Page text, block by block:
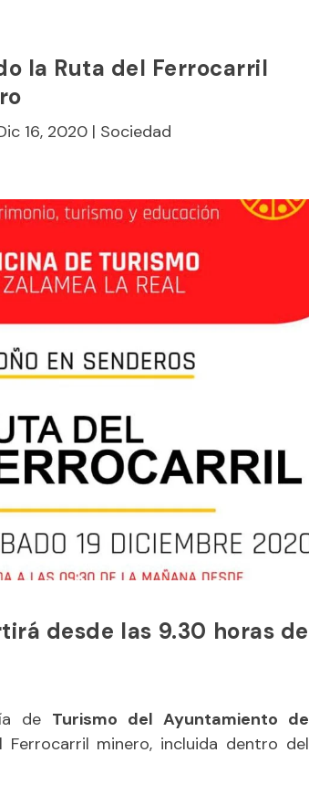
la Ruta del Ferrocarril
16, 2020| Sociedad
desde las 9.30 horas de
de Turismo del Ayuntamiento de
minero, incluida dentro del